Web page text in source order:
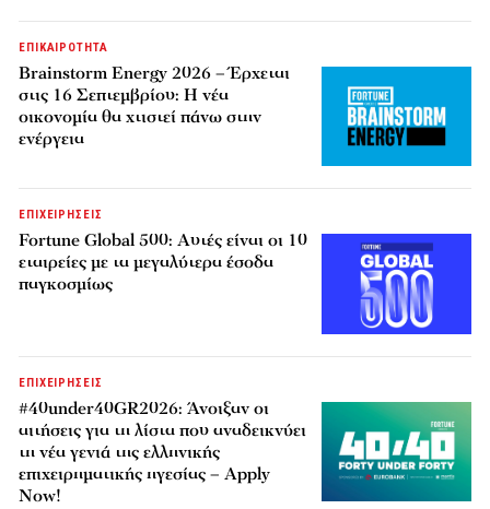
ΕΠΙΚΑΙΡΟΤΗΤΑ
Brainstorm Energy 2026 – Έρχεται
στις 16 Σεπτεμβρίου: Η νέα
οικονομία θα χτιστεί πάνω στην
ενέργεια
ΕΠΙΧΕΙΡΗΣΕΙΣ
Fortune Global 500: Αυτές είναι οι 10
εταιρείες με τα μεγαλύτερα έσοδα
παγκοσμίως
ΕΠΙΧΕΙΡΗΣΕΙΣ
#40under40GR2026: Άνοιξαν οι
αιτήσεις για τη λίστα που αναδεικνύει
τη νέα γενιά της ελληνικής
επιχειρηματικής ηγεσίας – Apply
Now!